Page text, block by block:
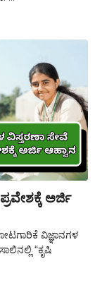
ಅರ್ಜಿ
ವಿಜ್ಞಾನಗಳ
“ಕೃಷಿ